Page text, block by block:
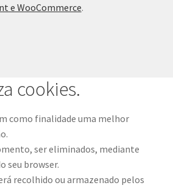
vence Maratona Fotográfica Fnac
e WooCommerce.
cookies.
como finalidade uma melhor
ser eliminados, mediante
seu browser.
recolhido ou armazenado pelos